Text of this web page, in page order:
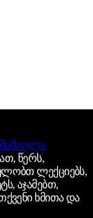
წერს,
ლექციებს,
აჯამებთ,
ხმითა და